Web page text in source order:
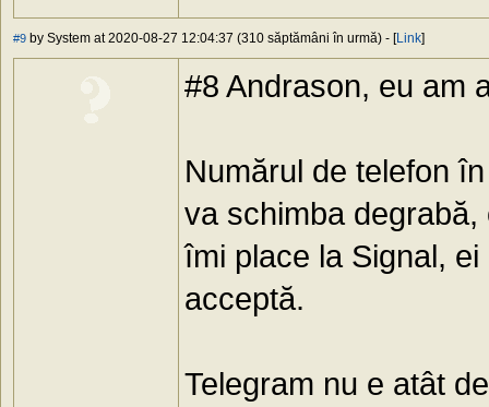
#9 by System at 2020-08-27 12:04:37 (310 săptămâni în urmă) - [Link]
#8 Andrason, eu am
Numărul de telefon
va schimba
îmi place la Signal,
acceptă.
Telegram nu e atât